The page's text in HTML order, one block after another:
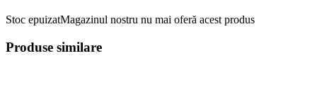
Stoc epuizatMagazinul nostru nu mai oferă acest produs
Produse similare